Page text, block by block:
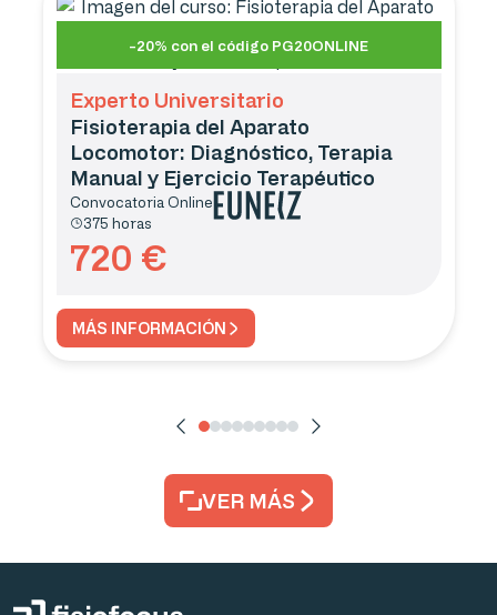
-20% con el código PG20ONLINE
Experto Universitario
Fisioterapia del Aparato
Locomotor: Diagnóstico, Terapia
Manual y Ejercicio Terapéutico
Convocatoria Online
375 horas
720 €
MÁS INFORMACIÓN
VER MÁS